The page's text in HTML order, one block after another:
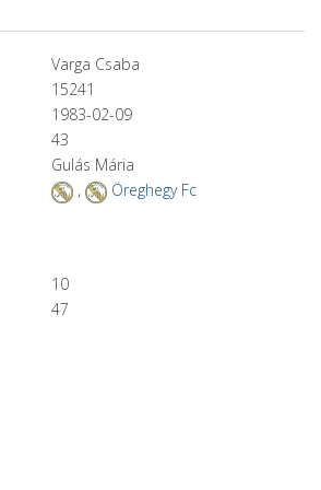
Varga Csaba
15241
1983-02-09
43
Gulás Mária
, Öreghegy Fc
10
47